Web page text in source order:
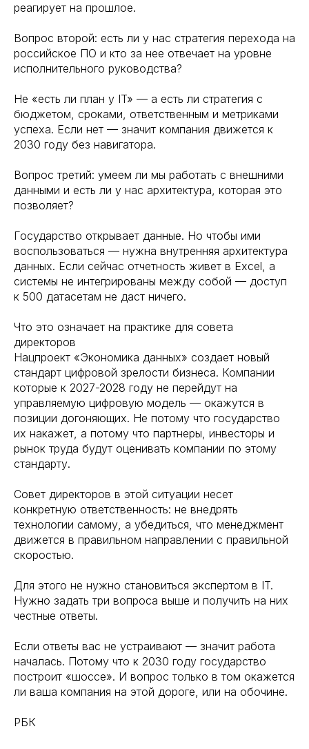
реагирует на прошлое.
Вопрос второй: есть ли у нас стратегия перехода на
российское ПО и кто за нее отвечает на уровне
исполнительного руководства?
Не «есть ли план у IT» — а есть ли стратегия с
бюджетом, сроками, ответственным и метриками
успеха. Если нет — значит компания движется к
2030 году без навигатора.
Вопрос третий: умеем ли мы работать с внешними
данными и есть ли у нас архитектура, которая это
позволяет?
Государство открывает данные. Но чтобы ими
воспользоваться — нужна внутренняя архитектура
данных. Если сейчас отчетность живет в Excel, а
системы не интегрированы между собой — доступ
к 500 датасетам не даст ничего.
Что это означает на практике для совета
директоров
Нацпроект «Экономика данных» создает новый
стандарт цифровой зрелости бизнеса. Компании
которые к 2027-2028 году не перейдут на
управляемую цифровую модель — окажутся в
позиции догоняющих. Не потому что государство
их накажет, а потому что партнеры, инвесторы и
рынок труда будут оценивать компании по этому
стандарту.
Совет директоров в этой ситуации несет
конкретную ответственность: не внедрять
технологии самому, а убедиться, что менеджмент
движется в правильном направлении с правильной
скоростью.
Для этого не нужно становиться экспертом в IT.
Нужно задать три вопроса выше и получить на них
честные ответы.
Если ответы вас не устраивают — значит работа
началась. Потому что к 2030 году государство
построит «шоссе». И вопрос только в том окажется
ли ваша компания на этой дороге, или на обочине.
РБК